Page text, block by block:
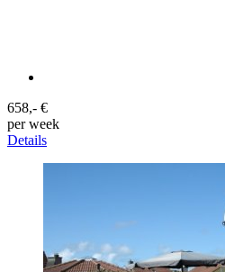
658,- €
per week
Details